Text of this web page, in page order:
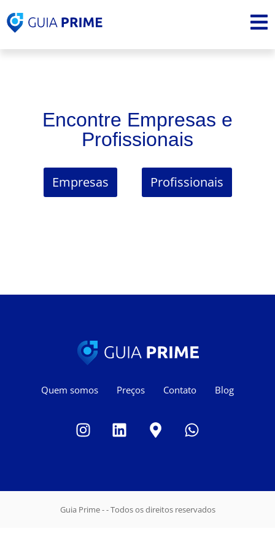
Encontre Empresas e
Profissionais
Empresas Profissionais
Quem somos Preços Contato Blog
Guia Prime - - Todos os direitos reservados